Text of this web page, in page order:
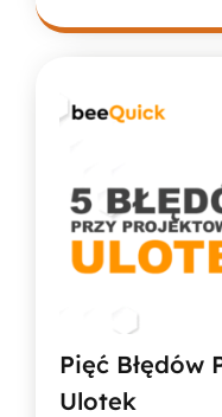
Pięć Błędów
Ulotek